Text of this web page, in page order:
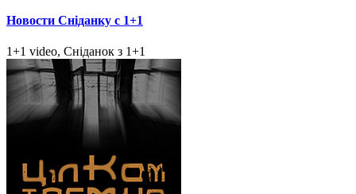
Новости Сніданку с 1+1
1+1 video, Сніданок з 1+1